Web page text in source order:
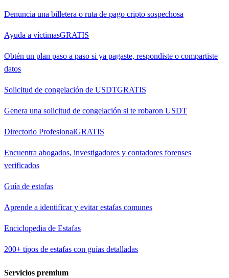
Denuncia una billetera o ruta de pago cripto sospechosa
Ayuda a víctimasGRATIS
Obtén un plan paso a paso si ya pagaste, respondiste o compartiste
datos
Solicitud de congelación de USDTGRATIS
Genera una solicitud de congelación si te robaron USDT
Directorio ProfesionalGRATIS
Encuentra abogados, investigadores y contadores forenses
verificados
Guía de estafas
Aprende a identificar y evitar estafas comunes
Enciclopedia de Estafas
200+ tipos de estafas con guías detalladas
Servicios premium